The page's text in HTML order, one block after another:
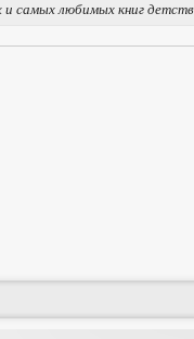
и самых любимых книг